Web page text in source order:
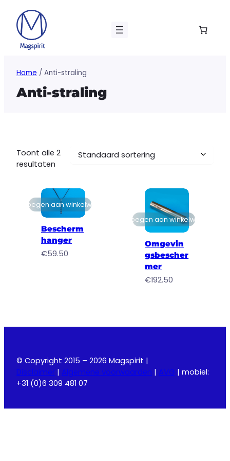
naar
inhoud
Home / Anti-straling
Anti-straling
Toont alle 2
resultaten
Toevoegen aan winkelwagen
Bescherm
hanger
€59.50
Toevoegen aan winkelwagen
Omgevin
gsbescher
mer
€192.50
© Copyright 2015 – 2026 Magspirit |
Disclaimer | Algemene voorwaarden | AVG | mobiel:
+31 (0)6 309 481 07